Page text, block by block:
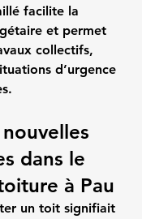
facilite la
et permet
collectifs,
d’urgence
dans le
à Pau
un toit signifiait